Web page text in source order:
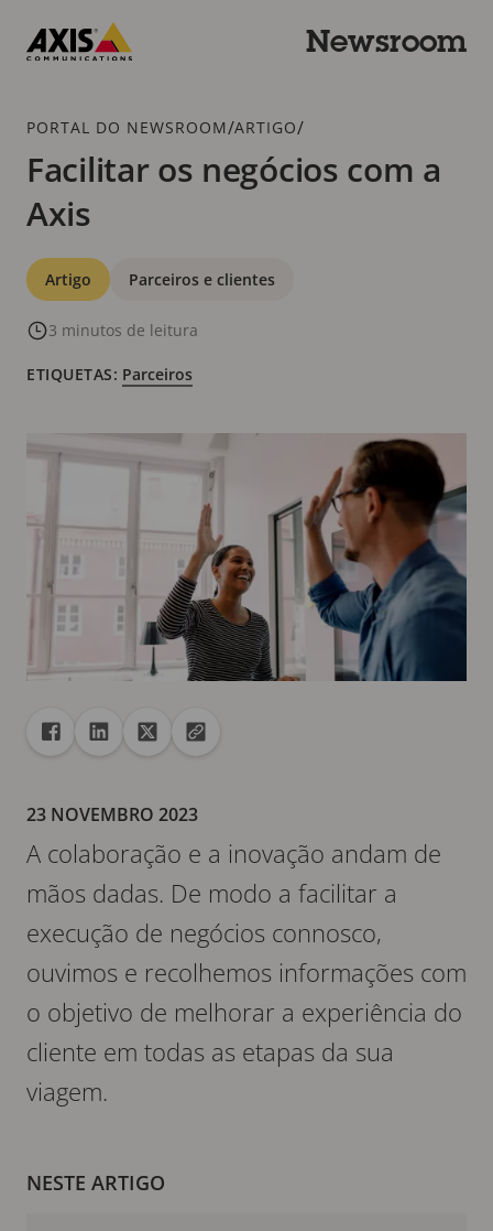
para
Newsroom
Caminho
navegação
PORTAL DO NEWSROOM/ARTIGO/
Facilitar os negócios com a
Axis
Categorias
Artigo Parceiros e clientes
3 minutos de leitura
ETIQUETAS: Parceiros
Partilhar
Partilhar com Facebook
Partilhar com Linkedin
Partilhar com X
Copiar URL para a área de transferência
23 NOVEMBRO 2023
A colaboração e a inovação andam de
mãos dadas. De modo a facilitar a
execução de negócios connosco,
ouvimos e recolhemos informações com
o objetivo de melhorar a experiência do
cliente em todas as etapas da sua
viagem.
NESTE ARTIGO